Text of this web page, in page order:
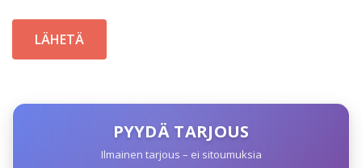
PYYDÄ TARJOUS
Ilmainen tarjous – ei sitoumuksia